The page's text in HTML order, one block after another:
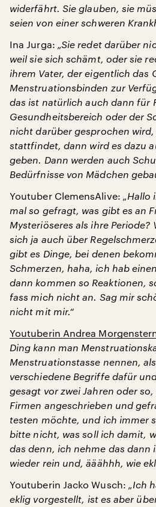
widerfährt. Sie glauben, sie
seien von einer schweren
Ina Jurga: „Sie redet darüber
weil sie sich schämt, oder sie
ihrem Vater, der eigentlich das
Menstruationsbinden zur
das ist natürlich auch dann für
Gesundheitsbereich oder der
nicht darüber gesprochen
stattfindet, dann wird es dazu
geben. Dann werden auch
Bedürfnisse von Mädchen
Youtuber ClemensAlive: „Hallo
mal so gefragt, was gibt es an
Mysteriöseres als ihre Periode?
sich ja auch über
gibt es Dinge, bei denen
Schmerzen, haha, ich hab
dann kommen so Reaktionen,
fass mich nicht an. Sag mir
nicht mit mir.“
Youtuberin Andrea
Ding kann man
Menstruationstasse nennen,
verschiedene Begriffe dafür
gesagt vor zwei Jahren oder
Firmen angeschrieben und
testen möchte, und ich immer
bitte nicht, was soll ich damit,
das denn, ich nehme das dann
wieder rein und, ääähhh, wie
Youtuberin Jacko Wusch: „Ich
eklig vorgestellt, ist es aber